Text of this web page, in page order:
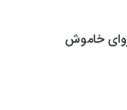
خاموش